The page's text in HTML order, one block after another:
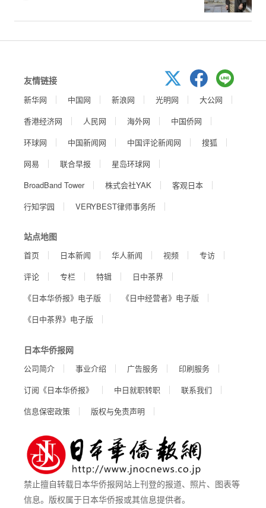
友情链接
新华网 中国网 新浪网 光明网
大公网
香港经济网
人民网 海外网
中国侨网
环球网
中国新闻网 中国评论新闻网
搜狐
网易
联合早报
星岛环球网
BroadBand Tower
株式会社YAK
客观日本
行知学园
VERYBEST律师事务所
站点地图
首页 日本新闻 华人新闻 视频
专访
评论
专栏 特辑
日中茶界
《日本华侨报》电子版
《日中经营者》电子版
《日中茶界》电子版
日本华侨报网
公司简介 事业介绍 广告服务
印刷服务
订阅《日本华侨报》
中日就职转职
联系我们
信息保密政策
版权与免责声明
禁止擅自转载日本华侨报网站上刊登的报道、照片、图表等
信息。版权属于日本华侨报或其信息提供者。